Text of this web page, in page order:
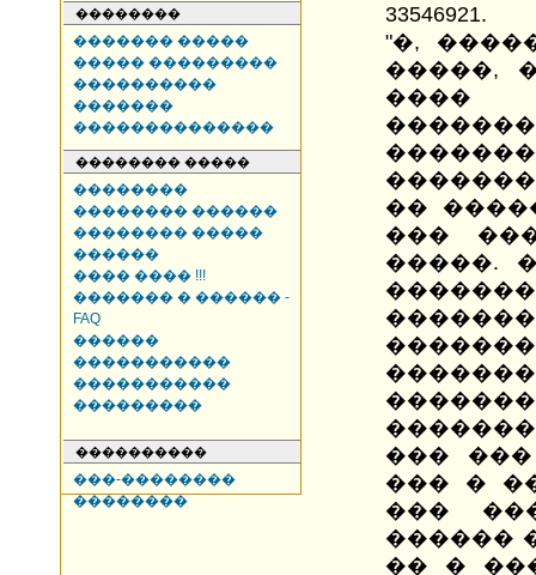
��������
������� �����
����� ���������
����������
�������
��������������
�������� �����
��������
�������� ������
�������� �����
������
���� ���� !!!
������� � ������ -
FAQ
������
�����������
�����������
���������
����������
���-��������
��������
33546921.
"�,
�����,
����
��
���
�����.
���
��� �
���
������
�� �